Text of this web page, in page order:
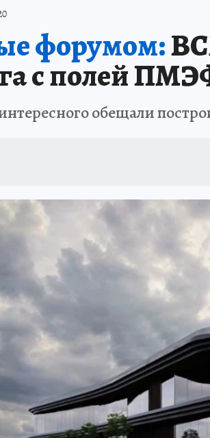
СТРОЙКА
форумом:
с полей
обещали